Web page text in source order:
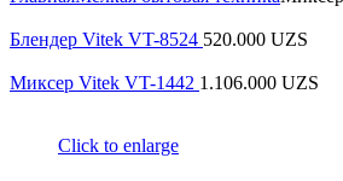
Блендер Vitek VT-8524 520.000 UZS
Миксер Vitek VT-1442 1.106.000 UZS
Click to enlarge